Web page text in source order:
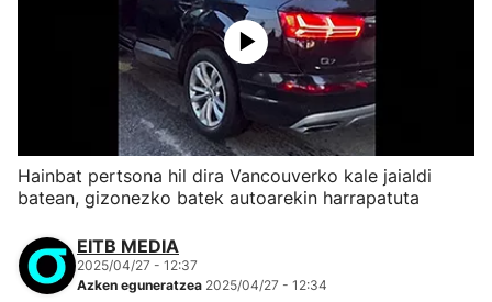
Hainbat pertsona hil dira Vancouverko kale jaialdi
batean, gizonezko batek autoarekin harrapatuta
EITB MEDIA
2025/04/27 - 12:37
Azken eguneratzea 2025/04/27 - 12:34